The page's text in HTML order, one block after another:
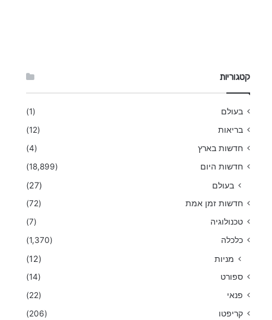
קטגוריות
בעולם
(1)
בריאות
(12)
חדשות בארץ
(4)
חדשות היום
(18,899)
בעולם (27)
חדשות זמן אמת
(72)
טכנולוגיה
(7)
כלכלה
(1,370)
מניות (12)
ספורט
(14)
פנאי
(22)
קריפטו
(206)